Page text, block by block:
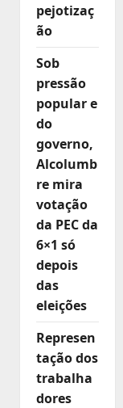
pejotizaç
ão
Sob
pressão
popular e
do
governo,
Alcolumb
re mira
votação
da PEC da
6×1 só
depois
das
eleições
Represen
tação dos
trabalha
dores